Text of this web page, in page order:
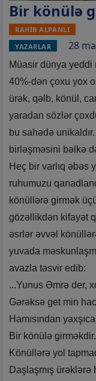
Bir könülə
RAHİB ALPANLI
YAZARLAR
28
Müasir dünya yeddi
40%-dən çoxu yox
ürək, qəlb, könül,
yaradan sözlər
bu sahədə
birləşməsini bəlkə
Heç bir varlıq əbəs
ruhumuzu
könüllərə girmək
gözəllikdən kifayət
əsrlər əvvəl
yuvada
avazla təsvir edib:
...Yunus Əmrə der,
Gərəksə get min
Hamısından yaxşıca
Bir könülə girməkdir.
Könüllərə yol
Daşlaşmış